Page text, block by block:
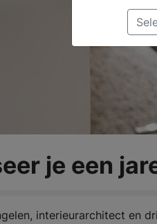
je een
interieurarchitect en